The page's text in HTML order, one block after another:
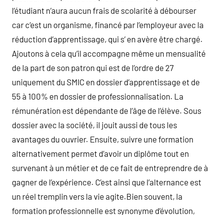
l’étudiant n’aura aucun frais de scolarité à débourser
car c’est un organisme, financé par l’employeur avec la
réduction d’apprentissage, qui s’ en avère être chargé.
Ajoutons à cela qu’il accompagne même un mensualité
de la part de son patron qui est de l’ordre de 27
uniquement du SMIC en dossier d’apprentissage et de
55 à 100% en dossier de professionnalisation. La
rémunération est dépendante de l’âge de l’élève. Sous
dossier avec la société, il jouit aussi de tous les
avantages du ouvrier. Ensuite, suivre une formation
alternativement permet d’avoir un diplôme tout en
survenant à un métier et de ce fait de entreprendre de à
gagner de l’expérience. C’est ainsi que l’alternance est
un réel tremplin vers la vie agite.Bien souvent, la
formation professionnelle est synonyme d’évolution,